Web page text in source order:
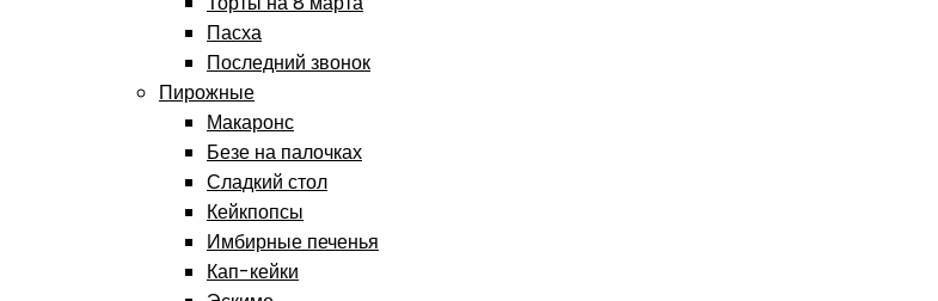
Пасха
Последний звонок
Пирожные
Макаронс
Безе на палочках
Сладкий стол
Кейкпопсы
Имбирные печенья
Кап-кейки